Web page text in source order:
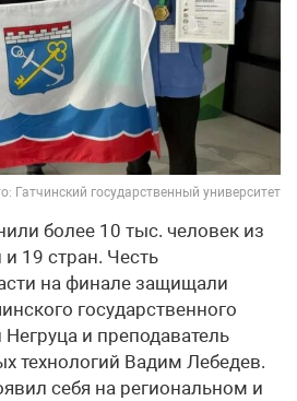
Гатчинский государственный университет
более 10 тыс. человек из
19 стран. Честь
на финале защищали
государственного
и преподаватель
технологий Вадим Лебедев.
себя на региональном и